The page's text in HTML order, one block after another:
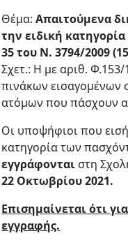
Θέμα: Απαιτούμενα
την ειδική
35 του Ν. 3794/2009
Σχετ.: Η με αριθ.
πινάκων εισαγομένων
ατόμων που πάσχουν
Οι υποψήφιοι που
κατηγορία των
εγγράφονται στη
22 Οκτωβρίου 2021.
Επισημαίνεται ότι
εγγραφής.